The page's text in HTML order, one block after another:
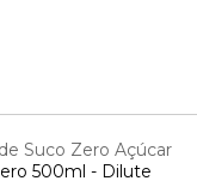
Suco Zero Açúcar
500ml - Dilute